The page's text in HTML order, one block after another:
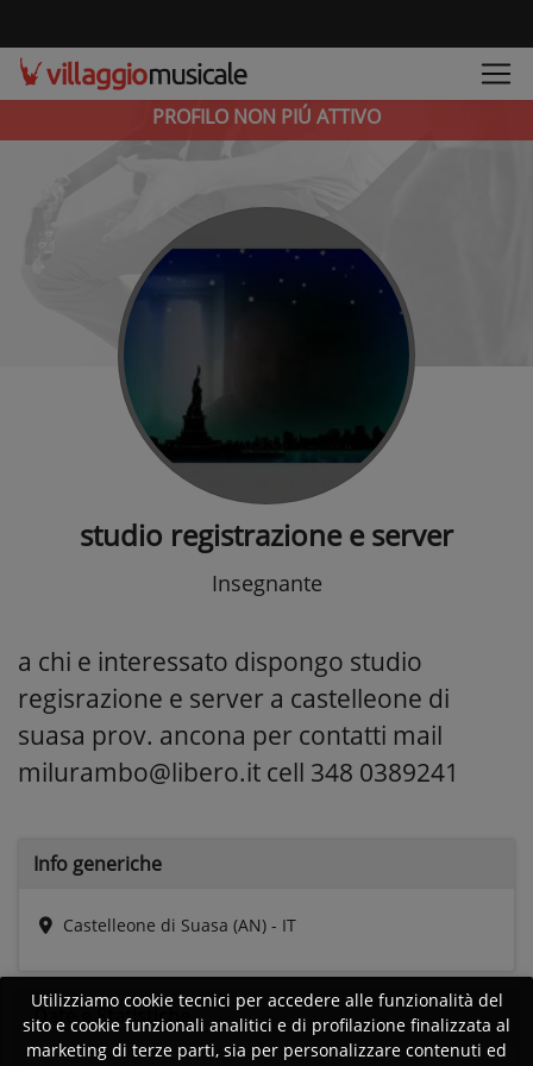
PROFILO NON PIÚ ATTIVO
studio registrazione e server
Insegnante
a chi e interessato dispongo studio
regisrazione e server a castelleone di
suasa prov. ancona per contatti mail
milurambo@libero.it cell 348 0389241
Info generiche
Castelleone di Suasa (AN) - IT
Date eStatistiche
Utilizziamo cookie tecnici per accedere alle funzionalità del
sito e cookie funzionali analitici e di profilazione finalizzata al
marketing di terze parti, sia per personalizzare contenuti ed